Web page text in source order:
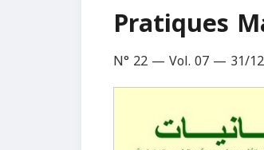
Pratiques
N° 22 — Vol. 07 — 31/